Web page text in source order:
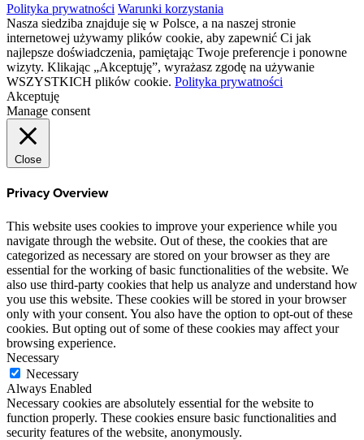
Polityka prywatności Warunki korzystania
Nasza siedziba znajduje się w Polsce, a na naszej stronie
internetowej używamy plików cookie, aby zapewnić Ci jak
najlepsze doświadczenia, pamiętając Twoje preferencje i ponowne
wizyty. Klikając „Akceptuję”, wyrażasz zgodę na używanie
WSZYSTKICH plików cookie. Polityka prywatności
Akceptuję
Manage consent
Close
Privacy Overview
This website uses cookies to improve your experience while you
navigate through the website. Out of these, the cookies that are
categorized as necessary are stored on your browser as they are
essential for the working of basic functionalities of the website. We
also use third-party cookies that help us analyze and understand how
you use this website. These cookies will be stored in your browser
only with your consent. You also have the option to opt-out of these
cookies. But opting out of some of these cookies may affect your
browsing experience.
Necessary
Necessary
Always Enabled
Necessary cookies are absolutely essential for the website to
function properly. These cookies ensure basic functionalities and
security features of the website, anonymously.